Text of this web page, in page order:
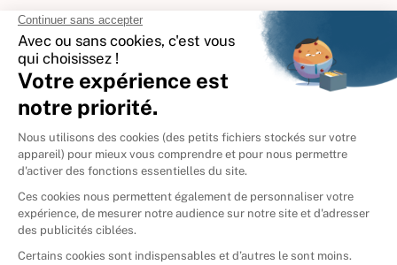
International
🇪🇸Espagne
🇮🇹Italie
Donner vos livres